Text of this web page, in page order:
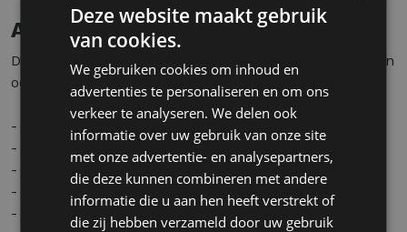
Aanbod
Dit groeiende bedrijf biedt naast een aantrekkelijk loon
ook een uitgebreid pakket aan extralegale voordelen:
- Internationale omgeving
- Flexibele uren
- Maaltijdcheques van 9 euro per gewerkte dag
- Hospitalisatieverzekering (na de uitzendperiode)
- Voltijdse betrekking
Deze website maakt gebruik
van cookies.
We gebruiken cookies om inhoud en
advertenties te personaliseren en om ons
verkeer te analyseren. We delen ook
informatie over uw gebruik van onze site
met onze advertentie- en analysepartners,
die deze kunnen combineren met andere
informatie die u aan hen heeft verstrekt of
die zij hebben verzameld door uw gebruik